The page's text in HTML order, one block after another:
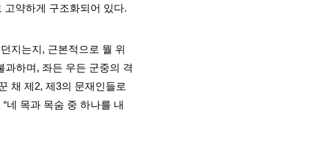
약하게 구조화되어 있다.
지는지, 근본적으로 뭘 위
하며, 좌든 우든 군중의 격
채 제2, 제3의 문재인들로
네 목과 목숨 중 하나를 내